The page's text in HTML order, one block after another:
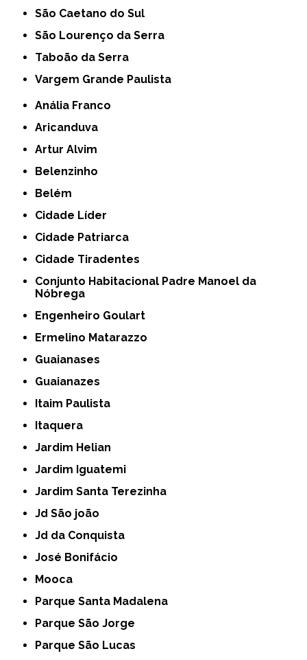
São Caetano do Sul
São Lourenço da Serra
Taboão da Serra
Vargem Grande Paulista
Anália Franco
Aricanduva
Artur Alvim
Belenzinho
Belém
Cidade Líder
Cidade Patriarca
Cidade Tiradentes
Conjunto Habitacional Padre Manoel da
Nóbrega
Engenheiro Goulart
Ermelino Matarazzo
Guaianases
Guaianazes
Itaim Paulista
Itaquera
Jardim Helian
Jardim Iguatemi
Jardim Santa Terezinha
Jd São joão
Jd da Conquista
José Bonifácio
Mooca
Parque Santa Madalena
Parque São Jorge
Parque São Lucas